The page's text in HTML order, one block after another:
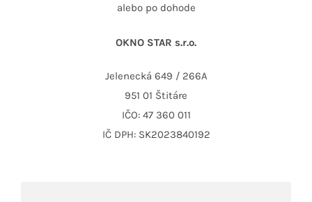
alebo po dohode
OKNO STAR s.r.o.
Jelenecká 649 / 266A
951 01 Štitáre
IČO: 47 360 011
IČ DPH: SK2023840192